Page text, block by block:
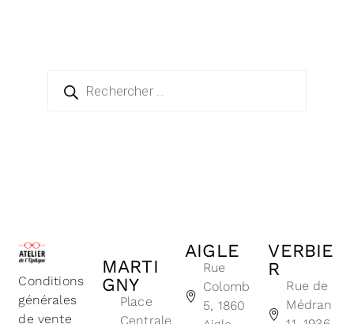
Conditions
générales
de vente
MARTI
GNY
Place
Centrale
AIGLE
Rue
Colomb
5, 1860
VERBIE
R
Rue de
Médran